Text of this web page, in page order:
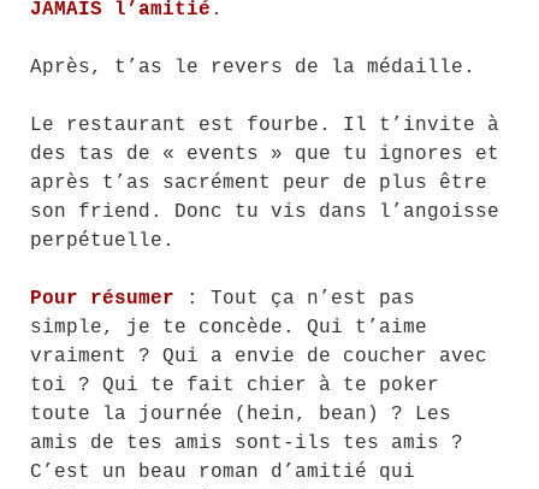
JAMAIS l’amitié .
Après, t’as le revers de la médaille.
Le restaurant est fourbe. Il t’invite à
des tas de « events » que tu ignores et
après t’as sacrément peur de plus être
son friend. Donc tu vis dans l’angoisse
perpétuelle.
Pour résumer : Tout ça n’est pas
simple, je te concède. Qui t’aime
vraiment ? Qui a envie de coucher avec
toi ? Qui te fait chier à te poker
toute la journée (hein, bean) ? Les
amis de tes amis sont-ils tes amis ?
C’est un beau roman d’amitié qui